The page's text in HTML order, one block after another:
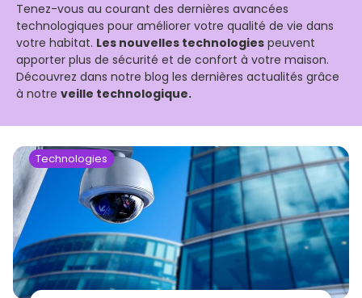
Mode sombre
Tenez-vous au courant des dernières avancées
technologiques pour améliorer votre qualité de vie dans
votre habitat. Les nouvelles technologies peuvent
apporter plus de sécurité et de confort à votre maison.
Découvrez dans notre blog les dernières actualités grâce
à notre veille technologique.
Technologies